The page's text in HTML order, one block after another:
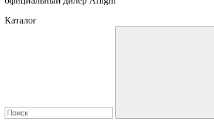
Каталог